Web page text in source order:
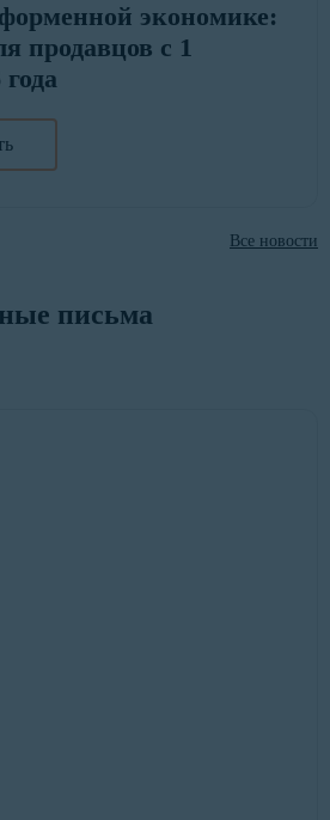
экономике:
продавцов с 1
Все новости
письма